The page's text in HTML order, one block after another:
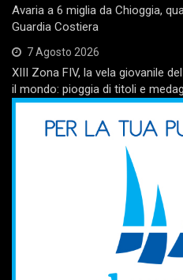
Avaria a 6 miglia da Chioggia,
Guardia Costiera
7 Agosto 2026
XIII Zona FIV, la vela giovanile
il mondo: pioggia di titoli e